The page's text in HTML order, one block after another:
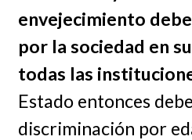
envejecimiento
por la sociedad en
todas las
Estado entonces
discriminación por